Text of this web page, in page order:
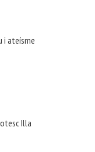
i ateísme
Illa